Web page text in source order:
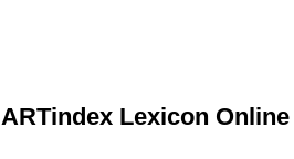
ARTindex Lexicon Online